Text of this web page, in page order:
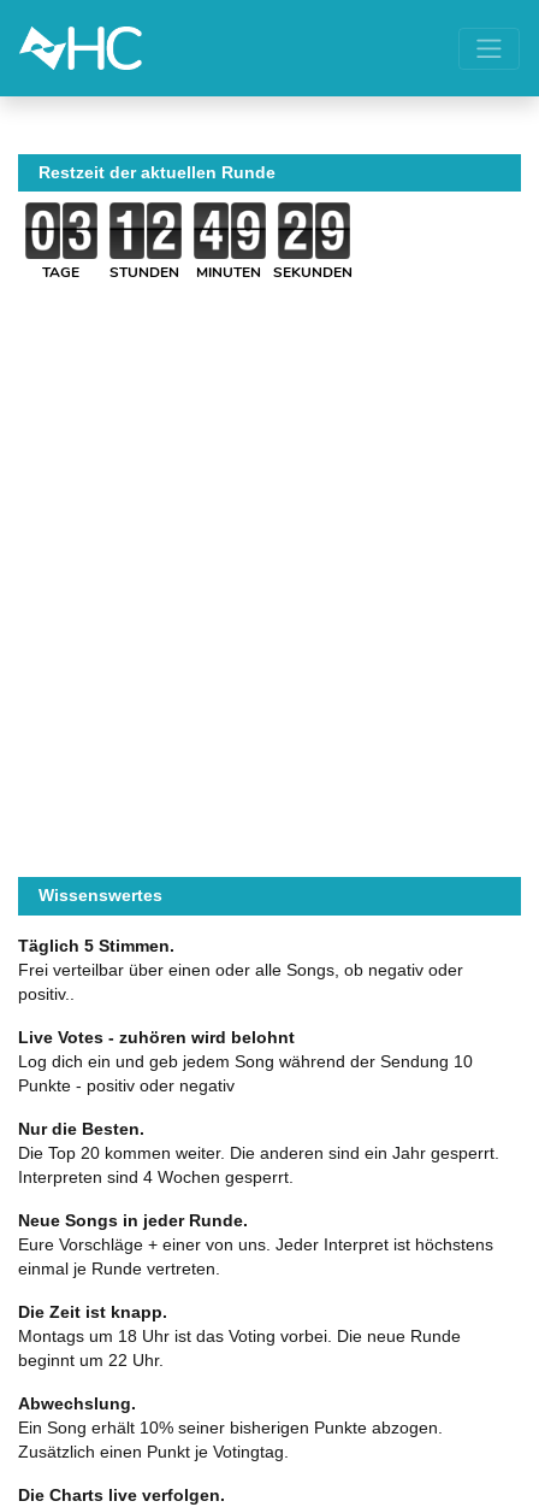
Restzeit der aktuellen Runde
TAGE STUNDEN MINUTEN SEKUNDEN
Wissenswertes
Täglich 5 Stimmen.
Frei verteilbar über einen oder alle Songs, ob negativ oder
positiv..
Live Votes - zuhören wird belohnt
Log dich ein und geb jedem Song während der Sendung 10
Punkte - positiv oder negativ
Nur die Besten.
Die Top 20 kommen weiter. Die anderen sind ein Jahr gesperrt.
Interpreten sind 4 Wochen gesperrt.
Neue Songs in jeder Runde.
Eure Vorschläge + einer von uns. Jeder Interpret ist höchstens
einmal je Runde vertreten.
Die Zeit ist knapp.
Montags um 18 Uhr ist das Voting vorbei. Die neue Runde
beginnt um 22 Uhr.
Abwechslung.
Ein Song erhält 10% seiner bisherigen Punkte abzogen.
Zusätzlich einen Punkt je Votingtag.
Die Charts live verfolgen.